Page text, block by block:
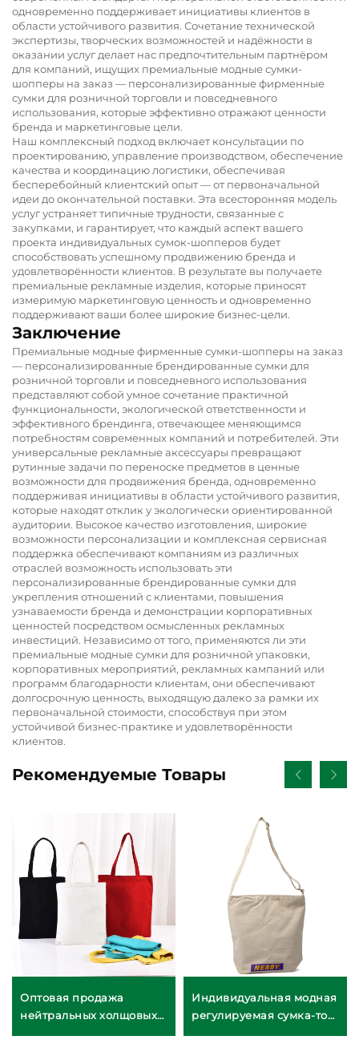
одновременно поддерживает инициативы клиентов в
области устойчивого развития. Сочетание технической
экспертизы, творческих возможностей и надёжности в
оказании услуг делает нас предпочтительным партнёром
для компаний, ищущих премиальные модные сумки-
шопперы на заказ — персонализированные фирменные
сумки для розничной торговли и повседневного
использования, которые эффективно отражают ценности
бренда и маркетинговые цели.
Наш комплексный подход включает консультации по
проектированию, управление производством, обеспечение
качества и координацию логистики, обеспечивая
бесперебойный клиентский опыт — от первоначальной
идеи до окончательной поставки. Эта всесторонняя модель
услуг устраняет типичные трудности, связанные с
закупками, и гарантирует, что каждый аспект вашего
проекта индивидуальных сумок-шопперов будет
способствовать успешному продвижению бренда и
удовлетворённости клиентов. В результате вы получаете
премиальные рекламные изделия, которые приносят
измеримую маркетинговую ценность и одновременно
поддерживают ваши более широкие бизнес-цели.
Заключение
Премиальные модные фирменные сумки-шопперы на заказ
— персонализированные брендированные сумки для
розничной торговли и повседневного использования
представляют собой умное сочетание практичной
функциональности, экологической ответственности и
эффективного брендинга, отвечающее меняющимся
потребностям современных компаний и потребителей. Эти
универсальные рекламные аксессуары превращают
рутинные задачи по переноске предметов в ценные
возможности для продвижения бренда, одновременно
поддерживая инициативы в области устойчивого развития,
которые находят отклик у экологически ориентированной
аудитории. Высокое качество изготовления, широкие
возможности персонализации и комплексная сервисная
поддержка обеспечивают компаниям из различных
отраслей возможность использовать эти
персонализированные брендированные сумки для
укрепления отношений с клиентами, повышения
узнаваемости бренда и демонстрации корпоративных
ценностей посредством осмысленных рекламных
инвестиций. Независимо от того, применяются ли эти
премиальные модные сумки для розничной упаковки,
корпоративных мероприятий, рекламных кампаний или
программ благодарности клиентам, они обеспечивают
долгосрочную ценность, выходящую далеко за рамки их
первоначальной стоимости, способствуя при этом
устойчивой бизнес-практике и удовлетворённости
клиентов.
Рекомендуемые Товары
Оптовая продажа
нейтральных холщовых
Индивидуальная модная
регулируемая сумка-тоут